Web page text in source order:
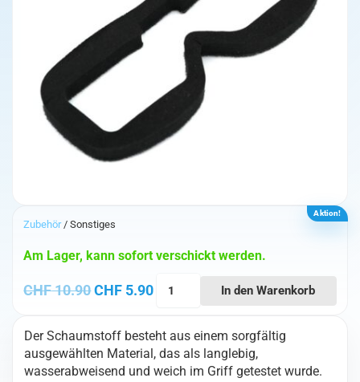
Aktion!
Zubehör/ Sonstiges
CHF10.90Ursprünglicher Preis war: CHF 10.90
CHF 5.90Aktueller Preis ist: CHF 5.90.
Am Lager, kann sofort verschickt werden.
Foam
Menge
In den Warenkorb
Der Schaumstoff besteht aus einem sorgfältig
ausgewählten Material, das als langlebig,
wasserabweisend und weich im Griff getestet wurde.